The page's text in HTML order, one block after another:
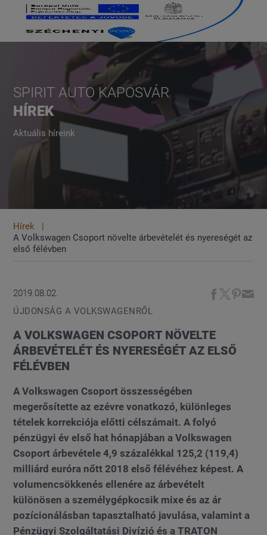
SPIRIT AUTO KAPOSVÁR
HÍREK
Aktuális híreink
Hírek
A Volkswagen Csoport növelte árbevételét és nyereségét az
első félévben
2019.08.02.
ÚJDONSÁG A VOLKSWAGENRŐL
A VOLKSWAGEN CSOPORT NÖVELTE
ÁRBEVÉTELÉT ÉS NYERESÉGÉT AZ ELSŐ
FÉLÉVBEN
A Volkswagen Csoport összességében
megerősítette az ezévre vonatkozó, különleges
tételek korrekciója előtti célszámait. A folyó
pénzügyi év első hat hónapjában a Volkswagen
Csoport árbevétele 4,9 százalékkal 125,2 (119,4)
milliárd euróra nőtt 2018 első félévéhez képest. A
volumencsökkenés ellenére az árbevételt
különösen a személygépkocsik mixe és az ár
pozícionálásban tapasztalható javulása, valamint a
Pénzügyi Szolgáltatási Divízió és a TRATON